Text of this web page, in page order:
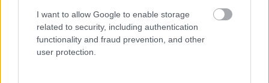
I want to allow Google to enable storage
related to security, including authentication
functionality and fraud prevention, and other
user protection.
SZÁGULDÁS, SÁRKÁNYOK, ROSSZFIÚK – A NYÁR
10 LEGKEDVELTEBB MOZIJA MAGYARORSZÁGON